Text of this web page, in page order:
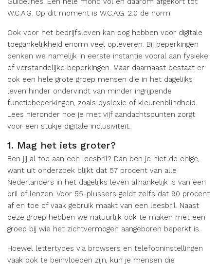
W.C.A.G. Op dit moment is W.C.A.G. 2.0 de norm.
Ook voor het bedrijfsleven kan oog hebben voor digitale
toegankelijkheid enorm veel opleveren. Bij beperkingen
denken we namelijk in eerste instantie vooral aan fysieke
of verstandelijke beperkingen. Maar daarnaast bestaat er
ook een hele grote groep mensen die in het dagelijks
leven hinder ondervindt van minder ingrijpende
functiebeperkingen, zoals dyslexie of kleurenblindheid.
Lees hieronder hoe je met vijf aandachtspunten zorgt
voor een stukje digitale inclusiviteit.
1. Mag het iets groter?
Ben jij al toe aan een leesbril? Dan ben je niet de enige,
want uit onderzoek blijkt dat 57 procent van alle
Nederlanders in het dagelijks leven afhankelijk is van een
bril of lenzen. Voor 55-plussers geldt zelfs dat 90 procent
af en toe of vaak gebruik maakt van een leesbril. Naast
deze groep hebben we natuurlijk ook te maken met een
groep bij wie het zichtvermogen aangeboren beperkt is.
Hoewel lettertypes via browsers en telefooninstellingen
vaak ook te beïnvloeden zijn, kun je mensen die